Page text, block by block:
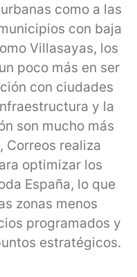
como a las
con baja
Villasayas, los
poco más en ser
con ciudades
y la
son mucho más
Correos realiza
optimizar los
España, lo que
zonas menos
programados y
estratégicos.